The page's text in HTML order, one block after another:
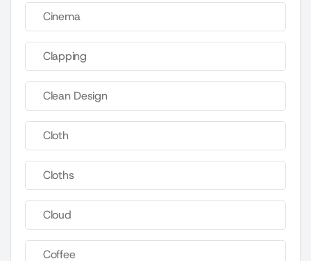
Cinema
Clapping
Clean Design
Cloth
Cloths
Cloud
Coffee